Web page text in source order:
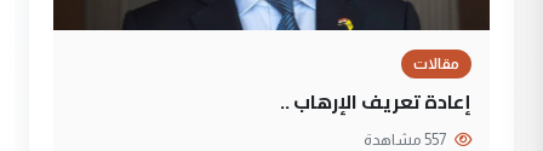
مقالات
إعادة تعريف الإرهاب ..